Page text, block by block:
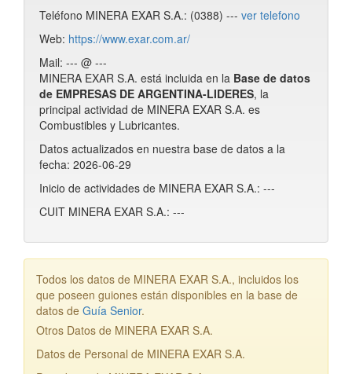
Teléfono MINERA EXAR S.A.: (0388) --- ver telefono
Web: https://www.exar.com.ar/
Mail: --- @ ---
MINERA EXAR S.A. está incluida en la Base de datos
de EMPRESAS DE ARGENTINA-LIDERES, la
principal actividad de MINERA EXAR S.A. es
Combustibles y Lubricantes.
Datos actualizados en nuestra base de datos a la
fecha: 2026-06-29
Inicio de actividades de MINERA EXAR S.A.: ---
CUIT MINERA EXAR S.A.: ---
Todos los datos de MINERA EXAR S.A., incluidos los
que poseen guiones están disponibles en la base de
datos de Guía Senior.
Otros Datos de MINERA EXAR S.A.
Datos de Personal de MINERA EXAR S.A.